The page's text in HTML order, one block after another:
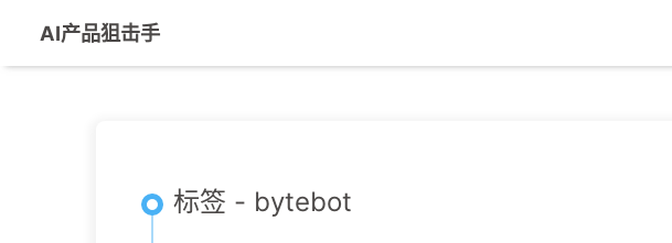
AI产品狙击手
标签 - bytebot